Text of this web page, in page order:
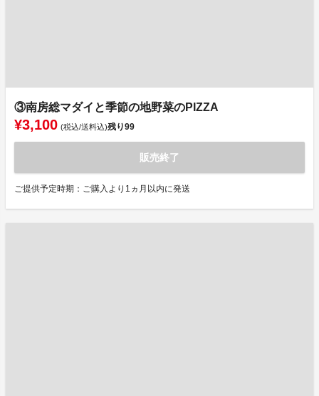
③南房総マダイと季節の地野菜のPIZZA
¥3,100 (税込/送料込)残り99
販売終了
ご提供予定時期：ご購入より1ヵ月以内に発送